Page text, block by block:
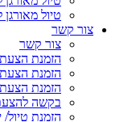
טיול
צור קשר
צור קשר
הזמנת הצעת
הזמנת
הזמנת
בקשה
הזמנת טיול/